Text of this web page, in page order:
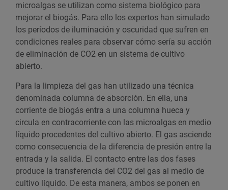
microalgas se utilizan como sistema biológico para
mejorar el biogás. Para ello los expertos han simulado
los períodos de iluminación y oscuridad que sufren en
condiciones reales para observar cómo sería su acción
de eliminación de CO2 en un sistema de cultivo
abierto.
Para la limpieza del gas han utilizado una técnica
denominada columna de absorción. En ella, una
corriente de biogás entra a una columna hueca y
circula en contracorriente con las microalgas en medio
líquido procedentes del cultivo abierto. El gas asciende
como consecuencia de la diferencia de presión entre la
entrada y la salida. El contacto entre las dos fases
produce la transferencia del CO2 del gas al medio de
cultivo líquido. De esta manera, ambos se ponen en